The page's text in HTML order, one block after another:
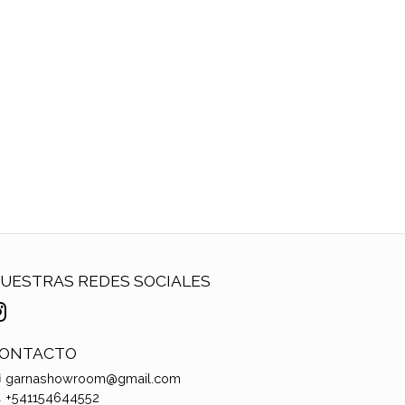
REDES SOCIALES
garnashowroom@gmail.com
+541154644552